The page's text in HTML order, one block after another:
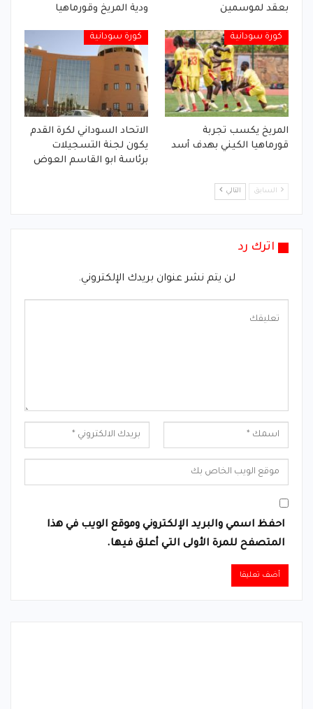
بعقد لموسمين
ودية المريخ وقورماهيا
كورة سودانية
المريخ يكسب تجربة
قورماهيا الكيني بهدف أسد
كورة سودانية
الاتحاد السوداني لكرة القدم
يكون لجنة التسجيلات
برئاسة ابو القاسم العوض
السابق التالي
اترك رد
لن يتم نشر عنوان بريدك الإلكتروني.
احفظ اسمي والبريد الإلكتروني وموقع الويب في هذا
المتصفح للمرة الأولى التي أعلق فيها.